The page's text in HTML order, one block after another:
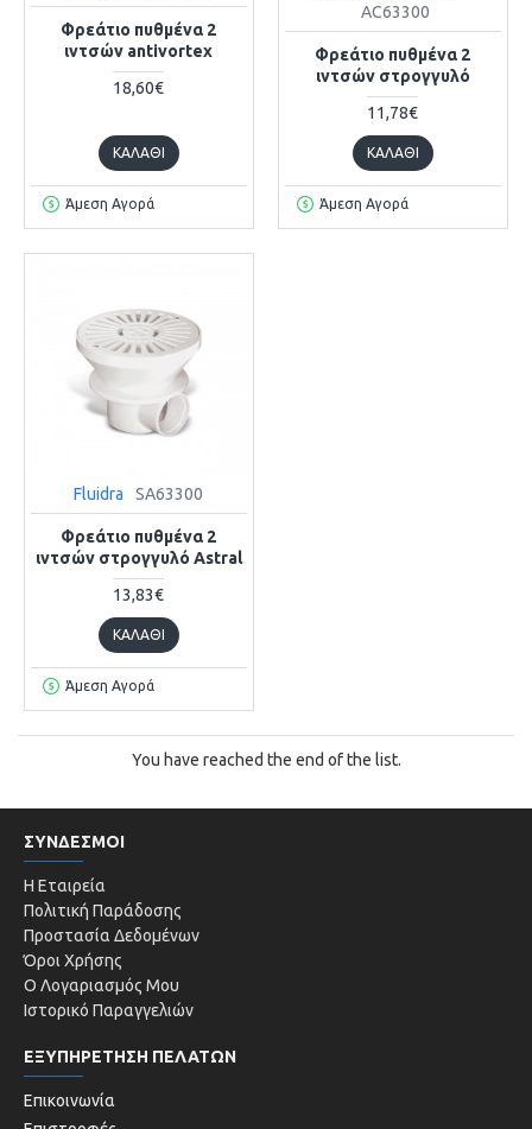
Φρεάτιο πυθμένα 2
ιντσών antivortex
18,60€
ΚΑΛΆΘΙ
Άμεση Αγορά
AC63300
Φρεάτιο πυθμένα 2
ιντσών στρογγυλό
11,78€
ΚΑΛΆΘΙ
Άμεση Αγορά
Fluidra SA63300
Φρεάτιο πυθμένα 2
ιντσών στρογγυλό Astral
13,83€
ΚΑΛΆΘΙ
Άμεση Αγορά
You have reached the end of the list.
ΣΥΝΔΕΣΜΟΙ
Η Εταιρεία
Πολιτική Παράδοσης
Προστασία Δεδομένων
Όροι Χρήσης
Ο Λογαριασμός Μου
Ιστορικό Παραγγελιών
ΕΞΥΠΗΡΕΤΗΣΗ ΠΕΛΑΤΩΝ
Επικοινωνία